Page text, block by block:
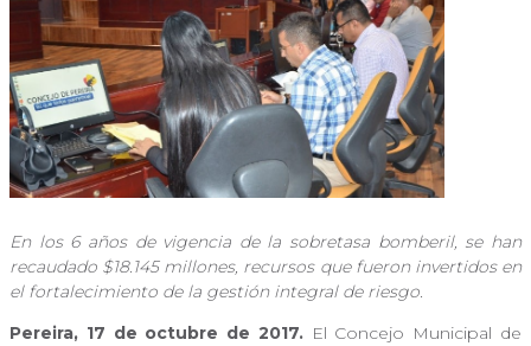
En los 6 años de vigencia de la sobretasa bomberil, se han
recaudado $18.145 millones, recursos que fueron invertidos en
el fortalecimiento de la gestión integral de riesgo.
Pereira, 17 de octubre de 2017. El Concejo Municipal de